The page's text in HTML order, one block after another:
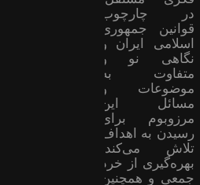
در چارچوب
قوانین جمهوری
اسلامی ایران و
نگاهی نو و
متفاوت به
موضوعات ‌و
مسائل این
مرزوبوم برای
رسیدن به اهداف
تلاش می‌کند؛
بهره‌گیری از خرد
جمعی و همچنین